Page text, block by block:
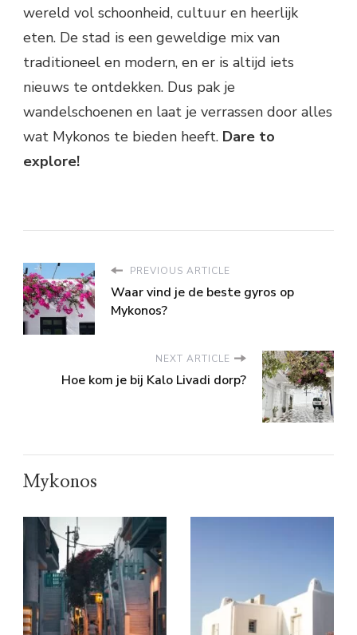
wereld vol schoonheid, cultuur en heerlijk
eten. De stad is een geweldige mix van
traditioneel en modern, en er is altijd iets
nieuws te ontdekken. Dus pak je
wandelschoenen en laat je verrassen door alles
wat Mykonos te bieden heeft. Dare to
explore!
PREVIOUS ARTICLE
Waar vind je de beste gyros op
Mykonos?
NEXT ARTICLE
Hoe kom je bij Kalo Livadi dorp?
Mykonos